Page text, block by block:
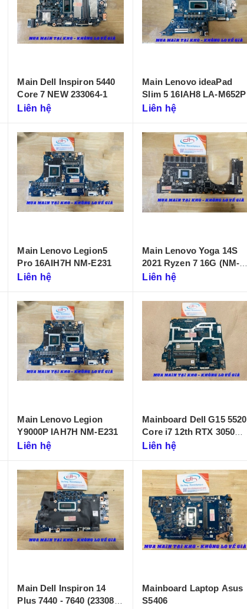
Main Dell Inspiron 5440
Core 7 NEW 233064-1
Liên hệ
Main Lenovo ideaPad
Slim 5 16IAH8 LA-M652P
Liên hệ
Main Lenovo Legion5
Pro 16AIH7H NM-E231
Liên hệ
Main Lenovo Yoga 14S
2021 Ryzen 7 16G (NM-
D431)
Liên hệ
Main Lenovo Legion
Y9000P IAH7H NM-E231
Liên hệ
Mainboard Dell G15 5520
Core i7 12th RTX 3050
LA-655P
Liên hệ
Main Dell Inspiron 14
Plus 7440 - 7640 (233086-
Mainboard Laptop Asus
S5406